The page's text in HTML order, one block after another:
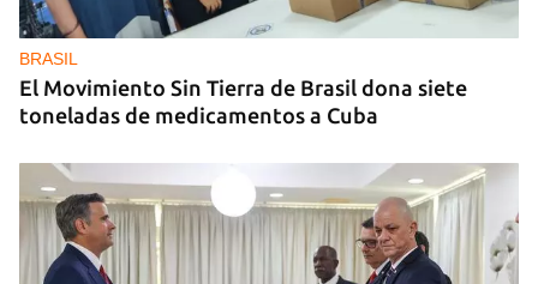
inversores que ya están en Cuba, pero no para los
nuevos
BRASIL
El Movimiento Sin Tierra de Brasil dona siete
toneladas de medicamentos a Cuba